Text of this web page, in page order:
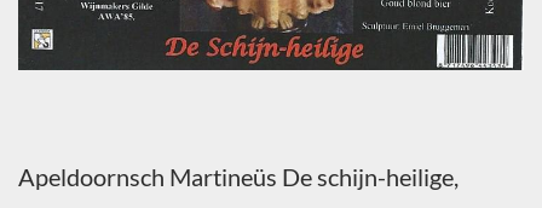
Apeldoornsch Martineüs De schijn-heilige,